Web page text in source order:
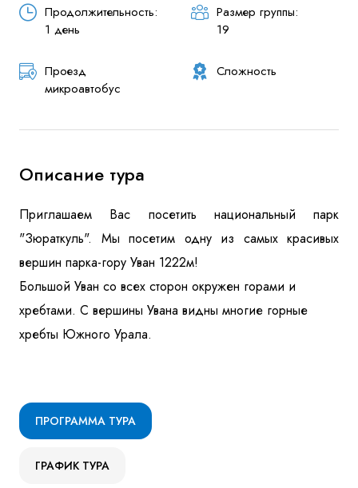
Продолжительность:
1 день
Размер группы:
19
Проезд
микроавтобус
Сложность
Описание тура
Приглашаем Вас посетить национальный парк
"Зюраткуль". Мы посетим одну из самых красивых
вершин парка-гору Уван 1222м!
Большой Уван со всех сторон окружен горами и
хребтами. С вершины Увана видны многие горные
хребты Южного Урала.
ПРОГРАММА ТУРА
ГРАФИК ТУРА